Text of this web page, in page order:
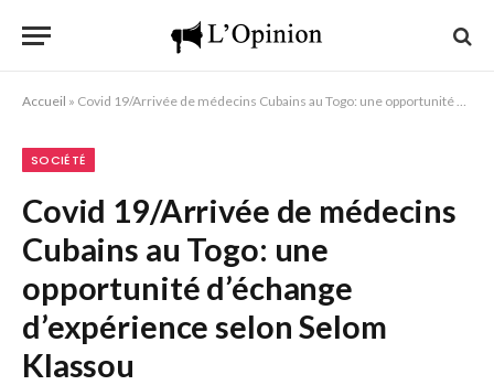
Accueil » Covid 19/Arrivée de médecins Cubains au Togo: une opportunité d’échange d’expérience selon Selom Klassou
SOCIÉTÉ
Covid 19/Arrivée de médecins
Cubains au Togo: une
opportunité d’échange
d’expérience selon Selom
Klassou